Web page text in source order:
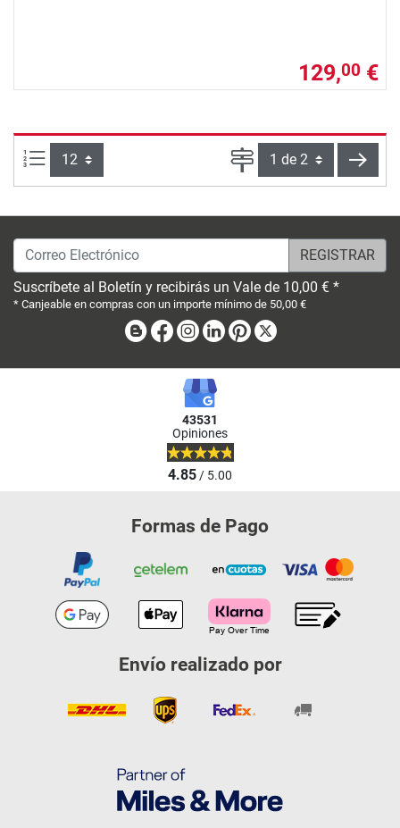
129,00 €
Artículos por página: Página
Correo Electrónico
Suscríbete al Boletín y recibirás un Vale de 10,00 € *
* Canjeable en compras con un importe mínimo de 50,00 €
BlogFacebook
Instagram
LinkedinPinterest
43531
Opiniones
4.85/ 5.00
Formas de Pago
Envío realizado por